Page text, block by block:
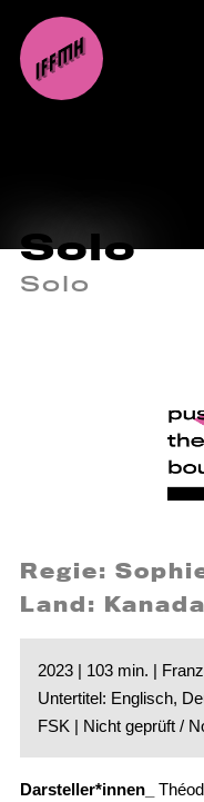
Solo
Solo
Regie:
Land: Kanada
2023 | 103 min. |
Untertitel: Englisch,
FSK | Nicht geprüft /
Darsteller*innen_